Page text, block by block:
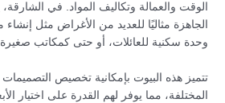
الوقت والعمالة وتكاليف المواد. في الشارقة،
الجاهزة مثاليًا للعديد من الأغراض مثل
وحدة سكنية للعائلات، أو حتى كمكاتب
تتميز هذه البيوت بإمكانية تخصيص التصميمات
المختلفة، مما يوفر لهم القدرة على اختيار